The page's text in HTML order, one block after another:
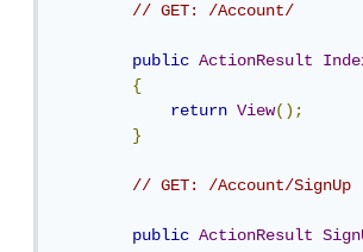
// GET: /Account/
public ActionResult
{
return
View();
}
// GET: /Account/SignUp
public ActionResult